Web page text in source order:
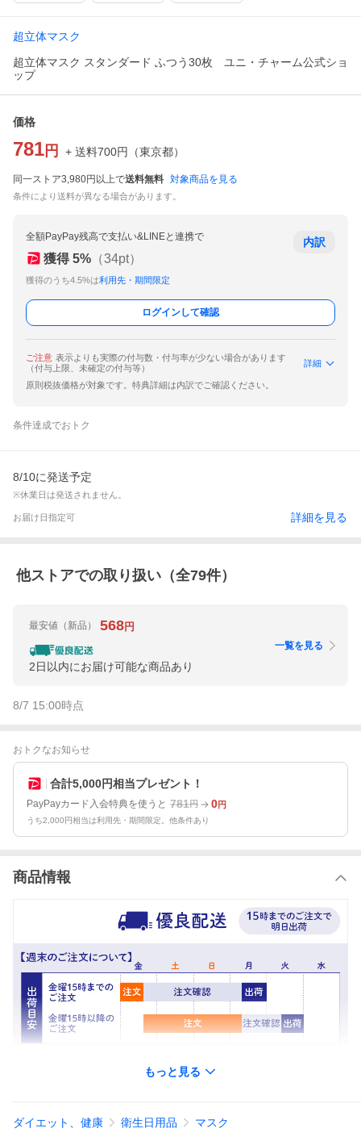
超立体マスク
超立体マスク スタンダード ふつう30枚 ユニ・チャーム公式ショ
ップ
価格
781 円 + 送料700円 （東京都）
同一ストア3,980円以上で送料無料 対象商品を見る
条件により送料が異なる場合があります。
全額PayPay残高で支払い&LINEと連携で
獲得 5% （34pt）
獲得のうち4.5%は利用先・期間限定
内訳
ログインして確認
ご注意 表示よりも実際の付与数・付与率が少ない場合があります
（付与上限、未確定の付与等）
詳細
原則税抜価格が対象です。特典詳細は内訳でご確認ください。
条件達成でおトク
8/10に発送予定
※休業日は発送されません。
お届け日指定可 詳細を見る
他ストアでの取り扱い（全79件）
最安値 （新品） 568円
2日以内にお届け可能な商品あり
一覧を見る
8/7 15:00時点
おトクなお知らせ
合計5,000円相当プレゼント！
PayPayカード入会特典を使うと 781円 0円
うち2,000円相当は利用先・期間限定。他条件あり
商品情報
※実際にお届けする商品とパッケージデザインが異なる場合がご
もっと見る
ダイエット、健康 衛生日用品 マスク